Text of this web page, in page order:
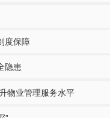
度保障
隐患
物业管理服务水平